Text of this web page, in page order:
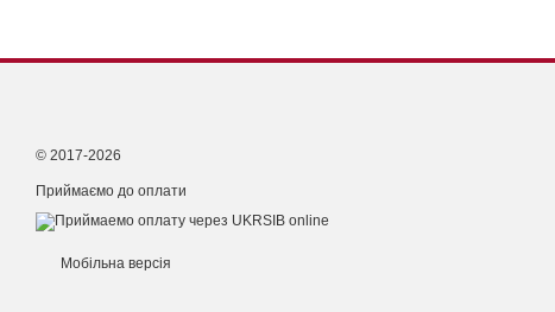
© 2017-2026
Приймаємо до оплати
Мобільна версія